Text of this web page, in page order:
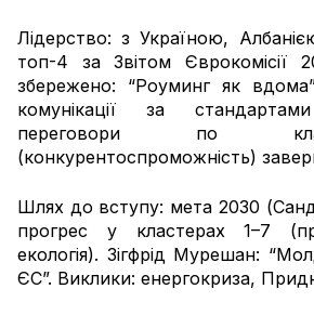
Лідерство: з Україною,
топ-4 за Звітом Єврокомісії
збережено: “Роуминг як
комунікації за
переговори по
(конкурентоспроможність)
Шлях до вступу: мета 2030
прогрес у кластерах 1–7
екологія). Зігфрід Мурешан:
ЄС”. Виклики: енергокриза,